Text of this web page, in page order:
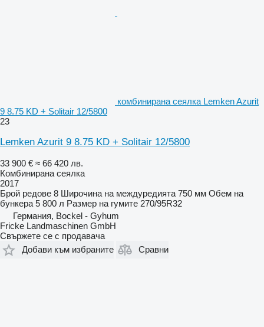
комбинирана сеялка Lemken Azurit
9 8.75 KD + Solitair 12/5800
23
Lemken Azurit 9 8.75 KD + Solitair 12/5800
33 900 € ≈ 66 420 лв.
Комбинирана сеялка
2017
Брой редове 8 Широчина на междуредията 750 мм Обем на
бункера 5 800 л Размер на гумите 270/95R32
Германия, Bockel - Gyhum
Fricke Landmaschinen GmbH
Свържете се с продавача
Добави към избраните
Сравни